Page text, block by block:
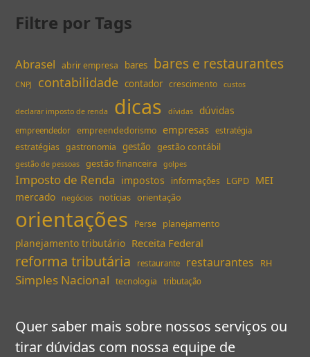
Filtre por Tags
Abrasel abrir empresa bares bares e restaurantes
CNPJ contabilidade contador crescimento custos
declarar imposto de renda dicas dívidas dúvidas
empreendedor empreendedorismo empresas estratégia
estratégias gastronomia gestão gestão contábil
gestão de pessoas gestão financeira golpes
Imposto de Renda impostos informações LGPD MEI
mercado negócios notícias orientação
orientações Perse planejamento
planejamento tributário Receita Federal
reforma tributária restaurante restaurantes RH
Simples Nacional tecnologia tributação
Quer saber mais sobre nossos serviços ou
tirar dúvidas com nossa equipe de